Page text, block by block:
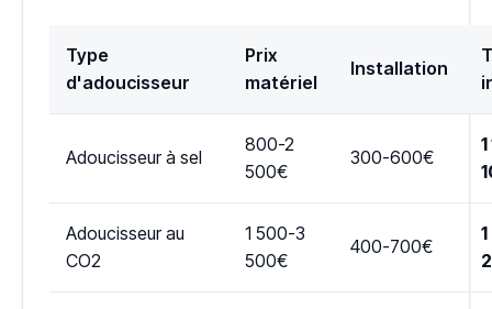
Type
d'adoucisseur
Prix
matériel
Installation
Adoucisseur à sel
800-2
500€
300-600€
Adoucisseur au
CO2
1 500-3
500€
400-700€